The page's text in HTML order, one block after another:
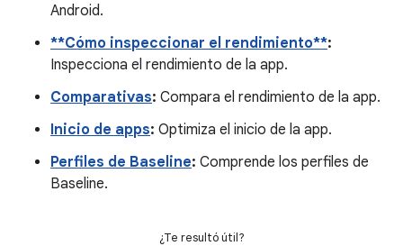
Android.
**Cómo inspeccionar el rendimiento**:
Inspecciona el rendimiento de la app.
Comparativas: Compara el rendimiento de la app.
Inicio de apps: Optimiza el inicio de la app.
Perfiles de Baseline: Comprende los perfiles de
Baseline.
¿Te resultó útil?